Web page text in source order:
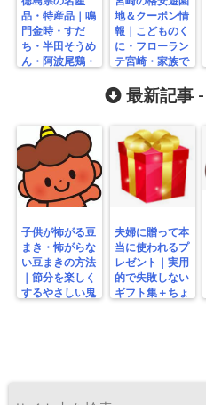
品・特産品｜鳴
門金時・すだ
ち・半田そうめ
ん・阿波尾鶏・
地＆クーポン情
報｜こどものく
に・フローラン
テ宮崎・家族で
ットまとめ
最新記事 -
子供が怖がる豆
まき・怖がらな
い豆まきの方法
｜節分を楽しく
するやさしい鬼
夫婦に贈って本
当に使われるプ
レゼント｜実用
的で失敗しない
ギフト集＋ちょ